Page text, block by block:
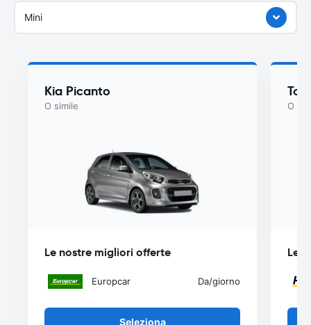
Mini
Kia Picanto
O simile
Le nostre migliori offerte
Europcar Da/giorno
Seleziona
O
Le